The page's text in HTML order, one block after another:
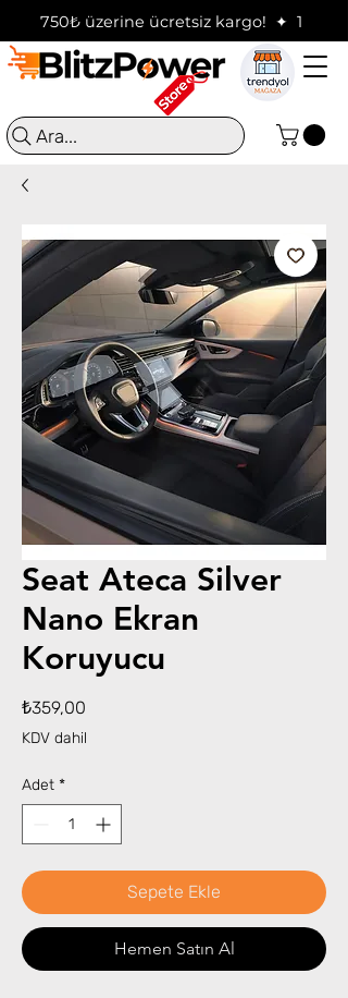
750₺ üzerine ücretsiz kargo!  ✦
Ara...
Seat Ateca Silver
Nano Ekran
Koruyucu
₺359,00
KDV dahil
Adet *
Sepete Ekle
Hemen Satın Al